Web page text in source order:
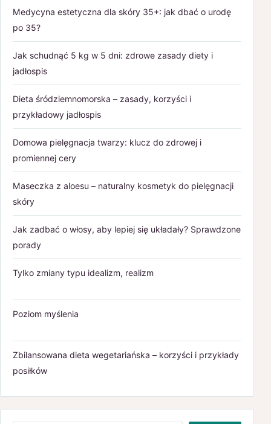
Medycyna estetyczna dla skóry 35+: jak dbać o urodę
po 35?
Jak schudnąć 5 kg w 5 dni: zdrowe zasady diety i
jadłospis
Dieta śródziemnomorska – zasady, korzyści i
przykładowy jadłospis
Domowa pielęgnacja twarzy: klucz do zdrowej i
promiennej cery
Maseczka z aloesu – naturalny kosmetyk do pielęgnacji
skóry
Jak zadbać o włosy, aby lepiej się układały? Sprawdzone
porady
Tylko zmiany typu idealizm, realizm
Poziom myślenia
Zbilansowana dieta wegetariańska – korzyści i przykłady
posiłków